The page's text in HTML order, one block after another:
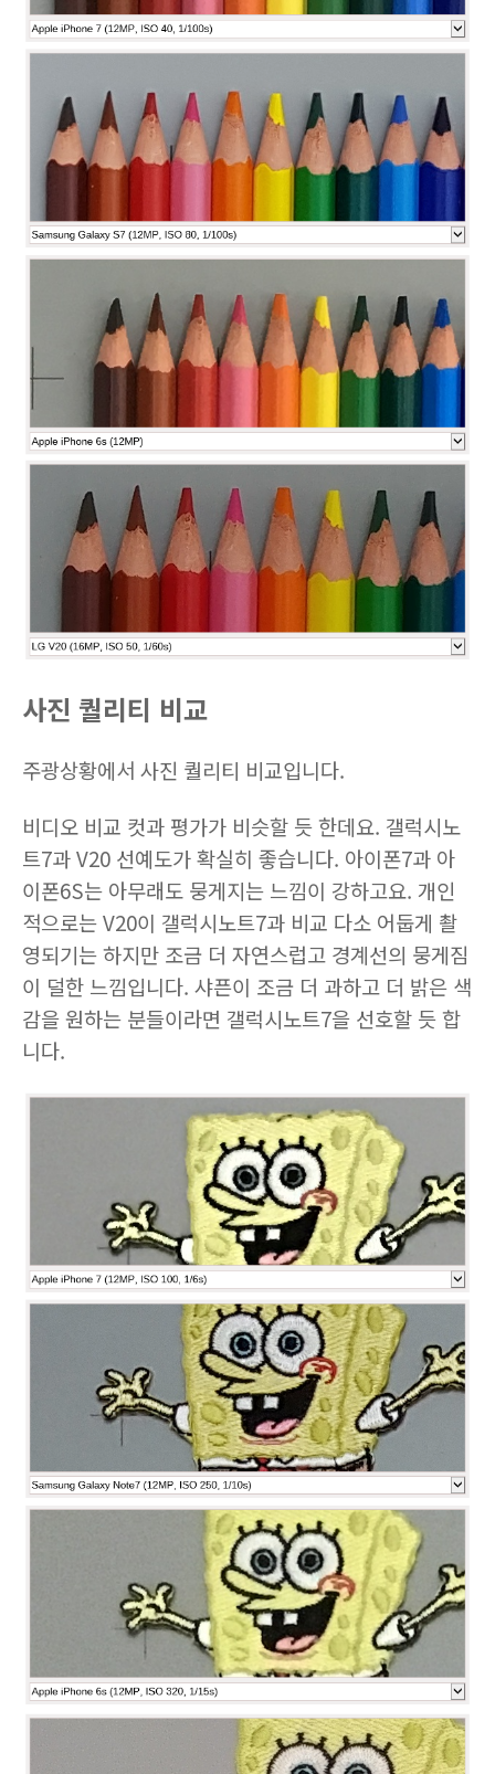
사진 퀄리티 비교
주광상황에서 사진 퀄리티 비교입니다.
비디오 비교 컷과 평가가 비슷할 듯 한데요. 갤럭시노
트7과 V20 선예도가 확실히 좋습니다. 아이폰7과 아
이폰6S는 아무래도 뭉게지는 느낌이 강하고요. 개인
적으로는 V20이 갤럭시노트7과 비교 다소 어둡게 촬
영되기는 하지만 조금 더 자연스럽고 경계선의 뭉게짐
이 덜한 느낌입니다. 샤픈이 조금 더 과하고 더 밝은 색
감을 원하는 분들이라면 갤럭시노트7을 선호할 듯 합
니다.